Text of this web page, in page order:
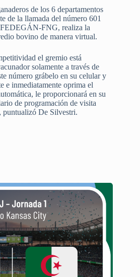
de los 6 departamentos
de la llamada del número 601
FNG, realiza la
bovino de manera virtual.
el gremio está
solamente a través de
número grábelo en su celular y
e inmediatamente oprima el
le proporcionará en su
de programación de visita
puntualizó De Silvestri.